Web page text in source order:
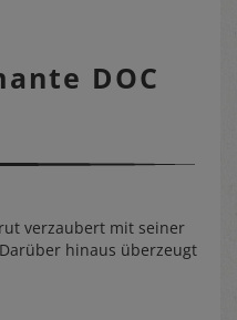
DOC
verzaubert mit seiner
hinaus überzeugt